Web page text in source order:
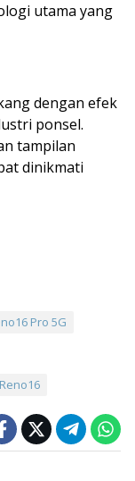
utama yang
dengan efek
ponsel.
tampilan
dinikmati
Pro 5G